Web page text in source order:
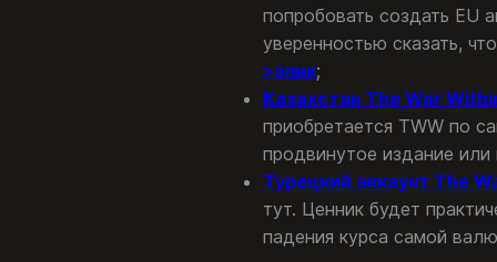
попробовать создать EU
уверенностью сказать,
>эпик;
Казахстан The War
приобретается TWW по
продвинутое издание
Турецкий аккаунт The
тут. Ценник будет
падения курса самой